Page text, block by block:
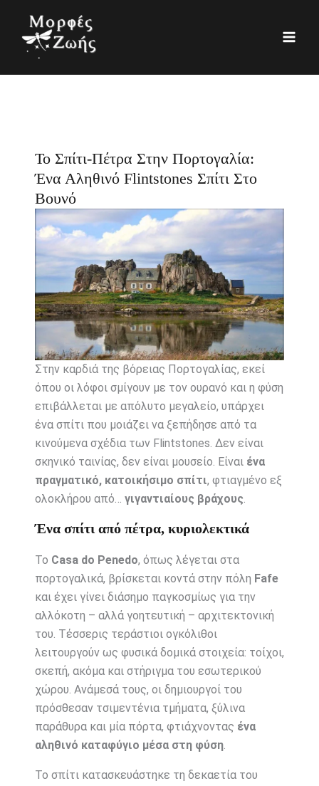
περιεχόμενο
Το Σπίτι-Πέτρα Στην Πορτογαλία:
Ένα Αληθινό Flintstones Σπίτι Στο
Βουνό
Στην καρδιά της βόρειας Πορτογαλίας, εκεί
όπου οι λόφοι σμίγουν με τον ουρανό και η φύση
επιβάλλεται με απόλυτο μεγαλείο, υπάρχει
ένα σπίτι που μοιάζει να ξεπήδησε από τα
κινούμενα σχέδια των Flintstones. Δεν είναι
σκηνικό ταινίας, δεν είναι μουσείο. Είναι ένα
πραγματικό, κατοικήσιμο σπίτι, φτιαγμένο εξ
ολοκλήρου από… γιγαντιαίους βράχους.
Ένα σπίτι από πέτρα, κυριολεκτικά
Το Casa do Penedo, όπως λέγεται στα
πορτογαλικά, βρίσκεται κοντά στην πόλη Fafe
και έχει γίνει διάσημο παγκοσμίως για την
αλλόκοτη – αλλά γοητευτική – αρχιτεκτονική
του. Τέσσερις τεράστιοι ογκόλιθοι
λειτουργούν ως φυσικά δομικά στοιχεία: τοίχοι,
σκεπή, ακόμα και στήριγμα του εσωτερικού
χώρου. Ανάμεσά τους, οι δημιουργοί του
πρόσθεσαν τσιμεντένια τμήματα, ξύλινα
παράθυρα και μία πόρτα, φτιάχνοντας ένα
αληθινό καταφύγιο μέσα στη φύση.
Το σπίτι κατασκευάστηκε τη δεκαετία του
α
η
σ
ο